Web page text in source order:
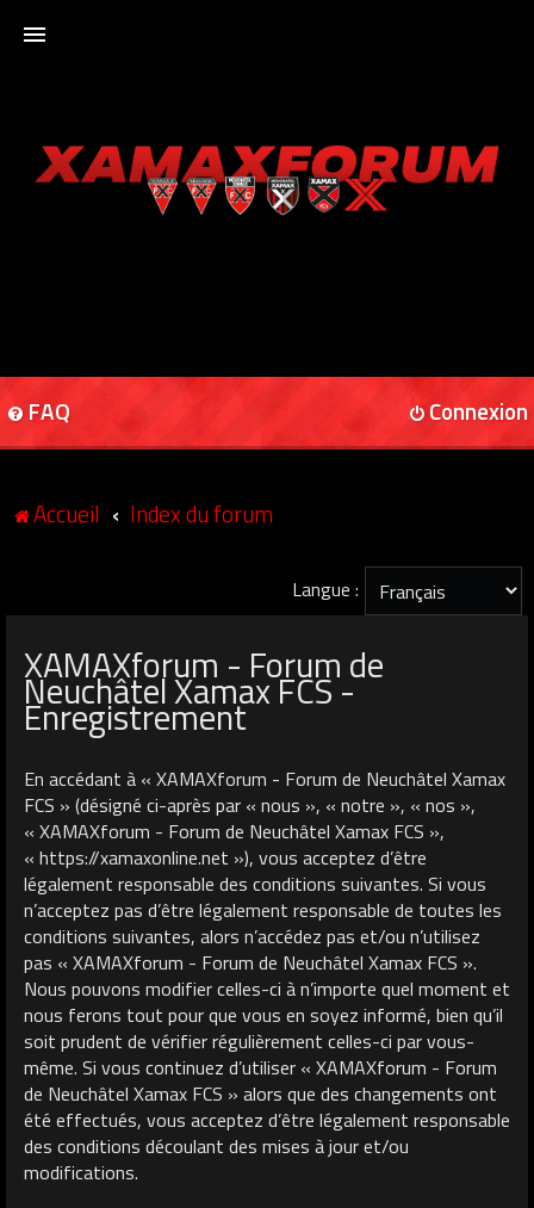
XAMAXFORUM
FAQ Connexion
Accueil Index du forum
Langue :
XAMAXforum - Forum de
Neuchâtel Xamax FCS -
Enregistrement
En accédant à « XAMAXforum - Forum de Neuchâtel Xamax
FCS » (désigné ci-après par « nous », « notre », « nos »,
« XAMAXforum - Forum de Neuchâtel Xamax FCS »,
« https://xamaxonline.net »), vous acceptez d’être
légalement responsable des conditions suivantes. Si vous
n’acceptez pas d’être légalement responsable de toutes les
conditions suivantes, alors n’accédez pas et/ou n’utilisez
pas « XAMAXforum - Forum de Neuchâtel Xamax FCS ».
Nous pouvons modifier celles-ci à n’importe quel moment et
nous ferons tout pour que vous en soyez informé, bien qu’il
soit prudent de vérifier régulièrement celles-ci par vous-
même. Si vous continuez d’utiliser « XAMAXforum - Forum
de Neuchâtel Xamax FCS » alors que des changements ont
été effectués, vous acceptez d’être légalement responsable
des conditions découlant des mises à jour et/ou
modifications.